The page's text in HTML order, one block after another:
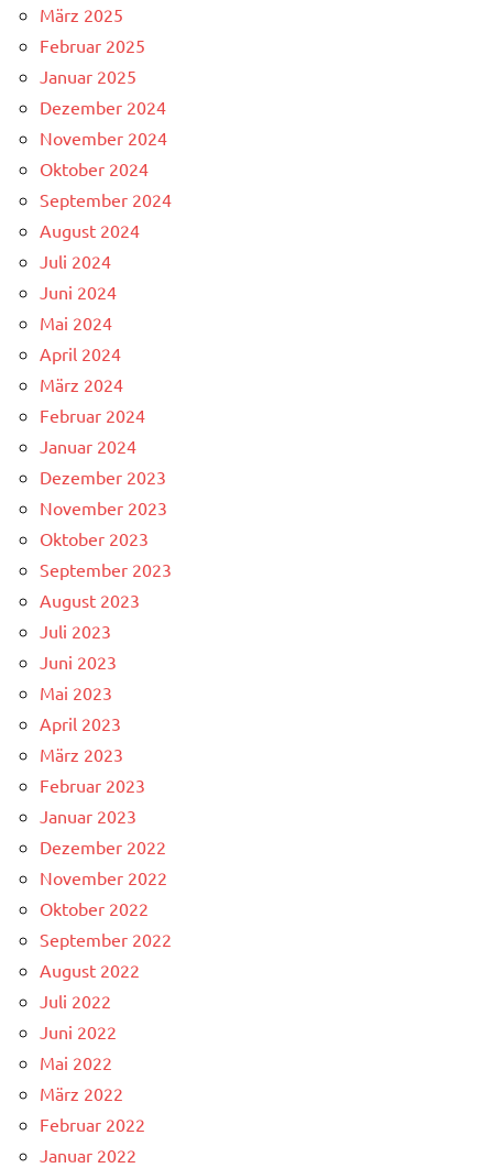
März 2025
Februar 2025
Januar 2025
Dezember 2024
November 2024
Oktober 2024
September 2024
August 2024
Juli 2024
Juni 2024
Mai 2024
April 2024
März 2024
Februar 2024
Januar 2024
Dezember 2023
November 2023
Oktober 2023
September 2023
August 2023
Juli 2023
Juni 2023
Mai 2023
April 2023
März 2023
Februar 2023
Januar 2023
Dezember 2022
November 2022
Oktober 2022
September 2022
August 2022
Juli 2022
Juni 2022
Mai 2022
März 2022
Februar 2022
Januar 2022